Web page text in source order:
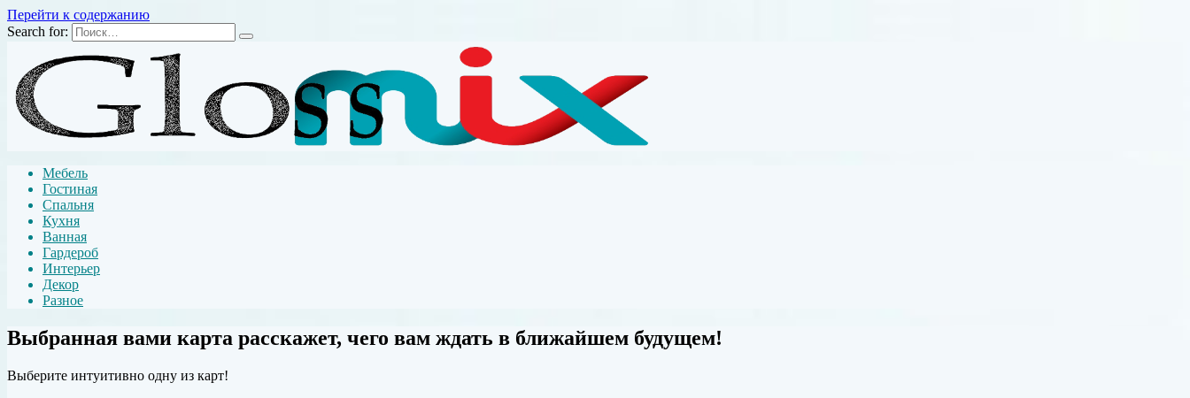
Перейти к содержанию
Search for:
Мебель
Гостиная
Спальня
Кухня
Ванная
Гардероб
Интерьер
Декор
Разное
Выбранная вами карта расскажет, чего вам ждать в ближайшем будущем!
Выберите интуитивно одну из карт!